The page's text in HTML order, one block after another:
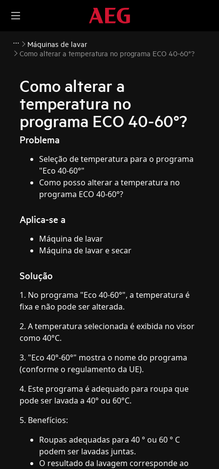
Máquinas de lavar
Como alterar a temperatura no programa ECO 40-60°?
Como alterar a
temperatura no
programa ECO 40-60°?
Problema
Seleção de temperatura para o programa
"Eco 40-60°"
Como posso alterar a temperatura no
programa ECO 40-60°?
Aplica-se a
Máquina de lavar
Máquina de lavar e secar
Solução
1. No programa "Eco 40-60°", a temperatura é
fixa e não pode ser alterada.
2. A temperatura selecionada é exibida no visor
como 40°C.
3. "Eco 40°-60°" mostra o nome do programa
(conforme o regulamento da UE).
4. Este programa é adequado para roupa que
pode ser lavada a 40° ou 60°C.
5. Benefícios:
Roupas adequadas para 40 ° ou 60 ° C
podem ser lavadas juntas.
O resultado da lavagem corresponde ao